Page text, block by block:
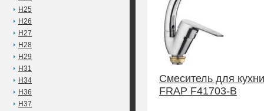
H25
H26
H27
H28
H29
H31
H34
H36
H37
Смеситель для кухни
FRAP F41703-B